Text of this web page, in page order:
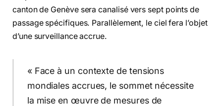
canton de Genève sera canalisé vers sept points de
passage spécifiques. Parallèlement, le ciel fera l’objet
d’une surveillance accrue.
« Face à un contexte de tensions
mondiales accrues, le sommet nécessite
la mise en œuvre de mesures de